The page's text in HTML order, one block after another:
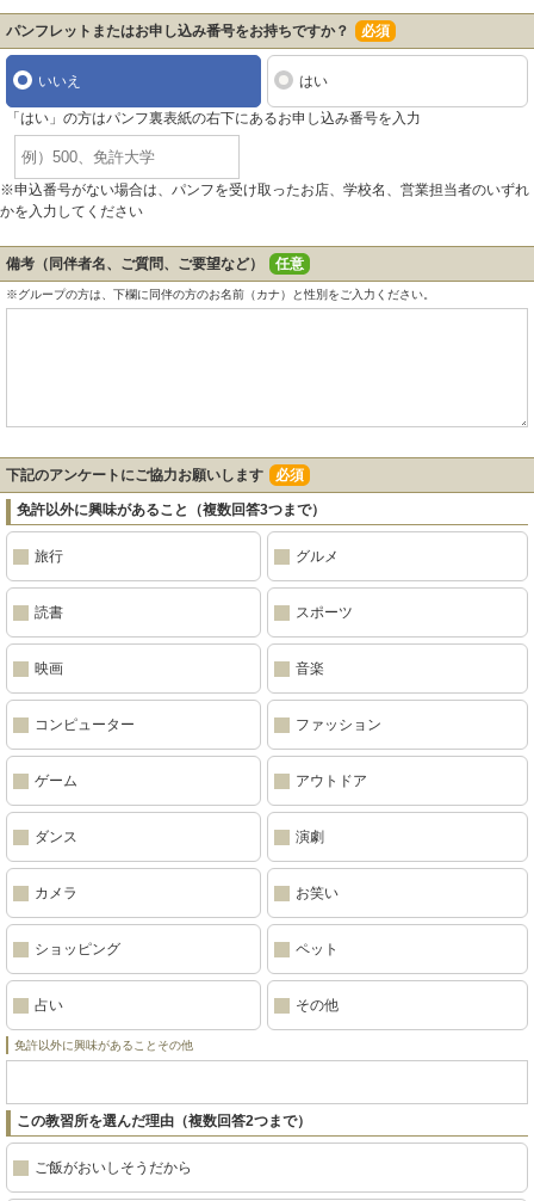
パンフレットまたはお申し込み番号をお持ちですか？ 必須
いいえ はい
「はい」の方はパンフ裏表紙の右下にあるお申し込み番号を入力
※申込番号がない場合は、パンフを受け取ったお店、学校名、営業担当者のいずれ
かを入力してください
備考（同伴者名、ご質問、ご要望など） 任意
※グループの方は、下欄に同伴の方のお名前（カナ）と性別をご入力ください。
下記のアンケートにご協力お願いします 必須
免許以外に興味があること（複数回答3つまで）
旅行 グルメ
読書 スポーツ
映画 音楽
コンピューター ファッション
ゲーム アウトドア
ダンス 演劇
カメラ お笑い
ショッピング ペット
占い その他
免許以外に興味があることその他
この教習所を選んだ理由（複数回答2つまで）
ご飯がおいしそうだから